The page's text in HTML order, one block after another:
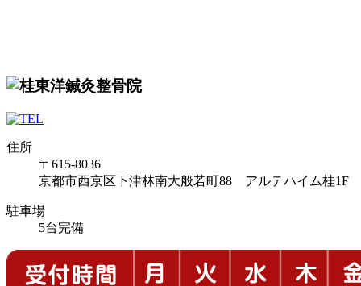
住所
〒615-8036
京都市西京区下津林南大般若町88 アルテハイム桂1F
駐車場
5台完備